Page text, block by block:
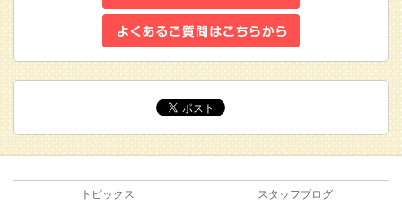
トピックス スタッフブログ